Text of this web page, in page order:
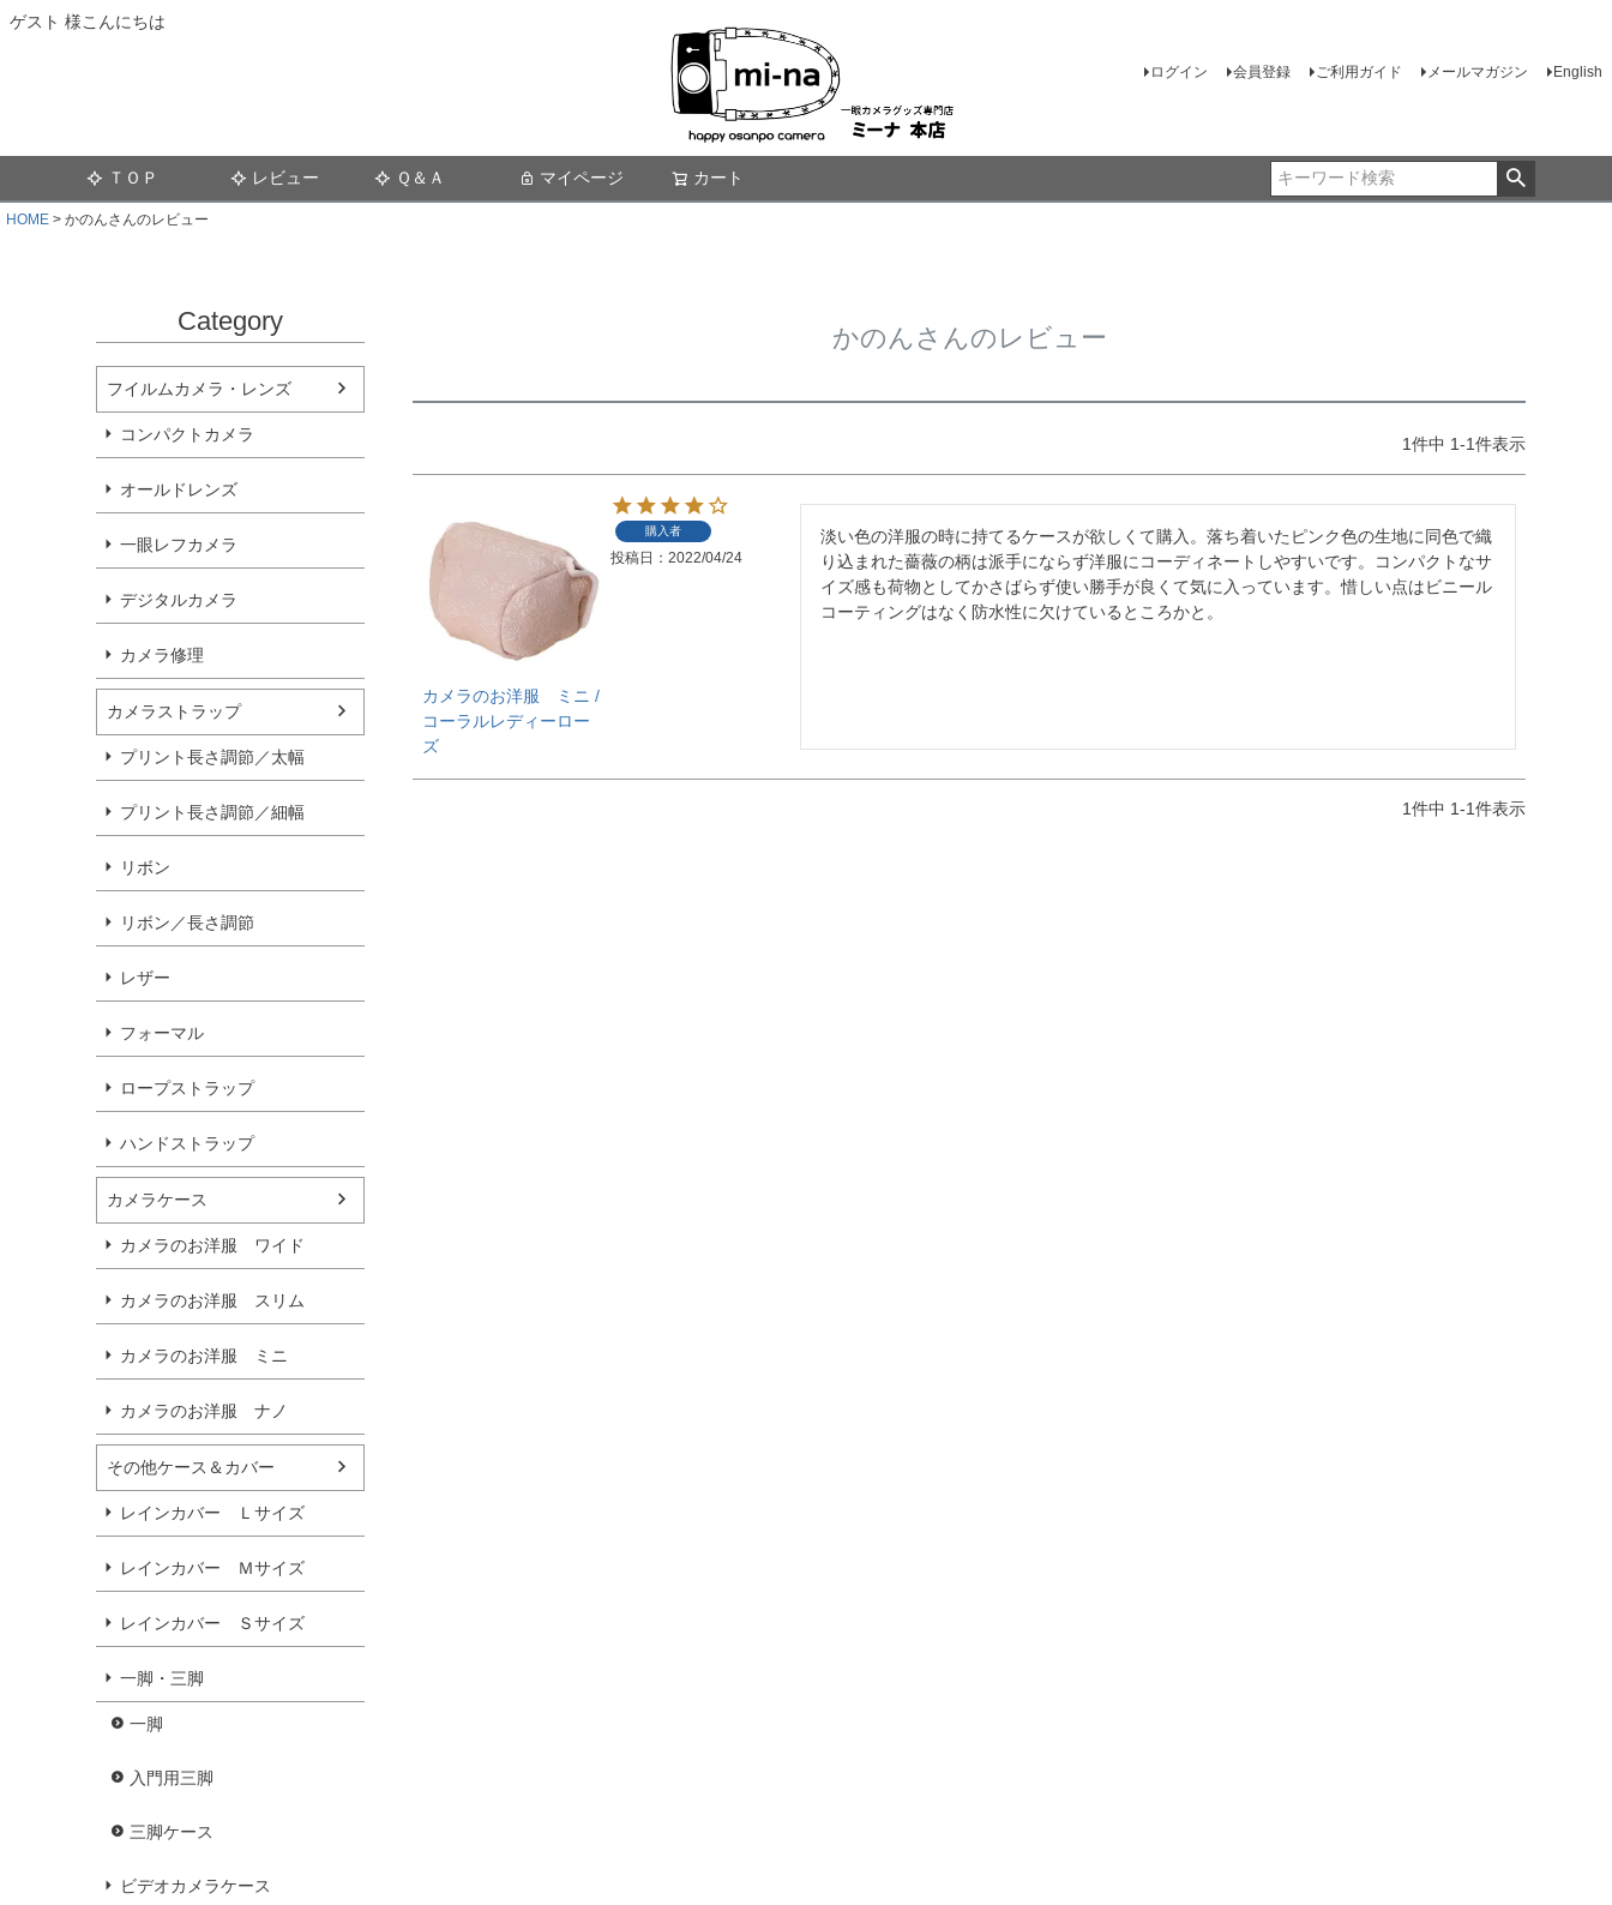
ゲスト 様こんにちは
ログイン 会員登録 ご利用ガイド メールマガジン English
ＴＯＰ レビュー Ｑ＆Ａ マイページ カート
HOME かのんさんのレビュー
Category
フイルムカメラ・レンズ
コンパクトカメラ
オールドレンズ
一眼レフカメラ
デジタルカメラ
カメラ修理
カメラストラップ
プリント長さ調節／太幅
プリント長さ調節／細幅
リボン
リボン／長さ調節
レザー
フォーマル
ロープストラップ
ハンドストラップ
カメラケース
カメラのお洋服 ワイド
カメラのお洋服 スリム
カメラのお洋服 ミニ
カメラのお洋服 ナノ
その他ケース＆カバー
レインカバー Ｌサイズ
レインカバー Ｍサイズ
レインカバー Ｓサイズ
一脚・三脚
一脚
入門用三脚
三脚ケース
ビデオカメラケース
かのんさんのレビュー
1件中 1-1件表示
カメラのお洋服 ミニ /
コーラルレディーロー
ズ
購入者
投稿日 2022/04/24
淡い色の洋服の時に持てるケースが欲しくて購入。落ち着いたピンク色の生地に同色で織
り込まれた薔薇の柄は派手にならず洋服にコーディネートしやすいです。コンパクトなサ
イズ感も荷物としてかさばらず使い勝手が良くて気に入っています。惜しい点はビニール
コーティングはなく防水性に欠けているところかと。
1件中 1-1件表示